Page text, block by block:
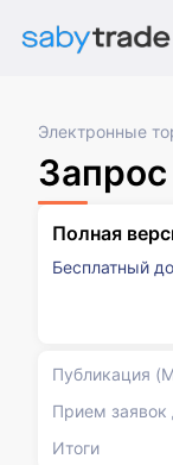
Электронные
Запрос котировок в
Полная
Бесплатный
Публикация
Прием заявок
Итоги